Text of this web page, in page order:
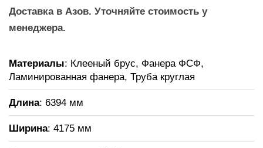
Доставка в Азов. Уточняйте стоимость у
менеджера.
Материалы: Клееный брус, Фанера ФСФ,
Ламинированная фанера, Труба круглая
Длина: 6394 мм
Ширина: 4175 мм